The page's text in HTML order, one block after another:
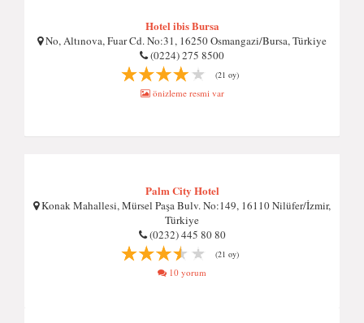
Hotel ibis Bursa
No, Altınova, Fuar Cd. No:31, 16250 Osmangazi/Bursa, Türkiye
(0224) 275 8500
(21 oy)
önizleme resmi var
Palm City Hotel
Konak Mahallesi, Mürsel Paşa Bulv. No:149, 16110 Nilüfer/İzmir,
Türkiye
(0232) 445 80 80
(21 oy)
10 yorum